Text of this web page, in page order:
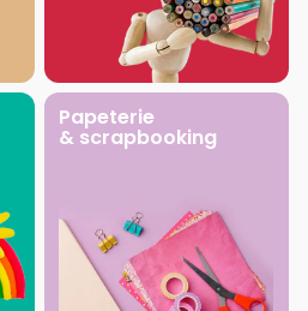
Papeterie
& scrapbooking